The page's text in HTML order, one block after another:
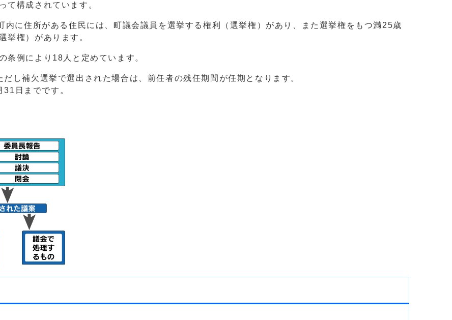
て構成されています。
に住所がある住民には、町議会議員を選挙する権利（選挙権）があり、また選挙権をもつ満25歳
挙権）があります。
条例により18人と定めています。
し補欠選挙で選出された場合は、前任者の残任期間が任期となります。
日までです。